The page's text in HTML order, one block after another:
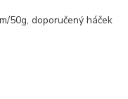
50g, doporučený háček